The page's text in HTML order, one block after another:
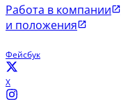
Работа в компании
и положения
Фейсбук
X